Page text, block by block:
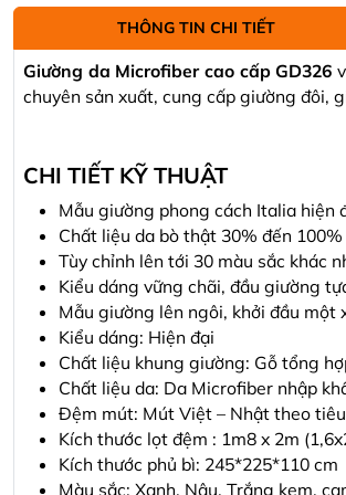
THÔNG TIN CHI TIẾT
Giường da Microfiber cao cấp GD326
chuyên sản xuất, cung cấp giường đôi,
CHI TIẾT KỸ THUẬT
Mẫu giường phong cách Italia hiện
Chất liệu da bò thật 30% đến
Tùy chỉnh lên tới 30 màu sắc khác
Kiểu dáng vững chãi, đầu giường
Mẫu giường lên ngôi, khởi đầu một
Kiểu dáng: Hiện đại
Chất liệu khung giường: Gỗ tổng
Chất liệu da: Da Microfiber nhập
Đệm mút: Mút Việt – Nhật theo
Kích thước lọt đệm : 1m8 x 2m
Kích thước phủ bì: 245*225*110 cm
Màu sắc: Xanh, Nâu, Trắng kem,